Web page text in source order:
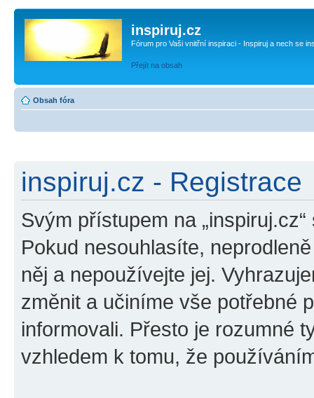
inspiruj.cz
Fórum pro Vaši vnitřní inspiraci - Inspiruj a nech se
Přejít na obsah
Obsah fóra
inspiruj.cz - Registrace
Svým přístupem na
Pokud nesouhlasíte,
něj a nepoužívejte jej.
změnit a učiníme vše potřebné
informovali. Přesto je rozumné
vzhledem k tomu, že